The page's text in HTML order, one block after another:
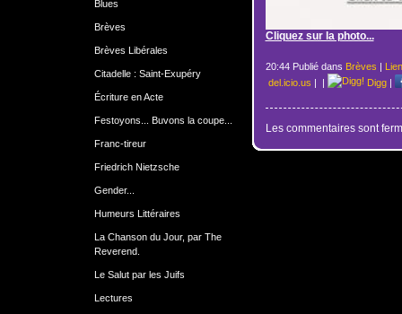
Blues
Brèves
Brèves Libérales
Citadelle : Saint-Exupéry
Écriture en Acte
Festoyons... Buvons la coupe...
Franc-tireur
Friedrich Nietzsche
Gender...
Humeurs Littéraires
La Chanson du Jour, par The
Reverend.
Le Salut par les Juifs
Lectures
Cliquez sur la photo...
20:44 Publié dans Brèves |
del.icio.us | | Digg|
Les commentaires sont